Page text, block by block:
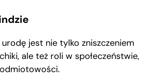
jest nie tylko zniszczeniem
ale też roli w społeczeństwie,